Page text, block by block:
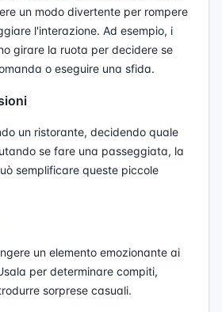
un modo divertente per rompere
l'interazione. Ad esempio, i
girare la ruota per decidere se
o eseguire una sfida.
un ristorante, decidendo quale
se fare una passeggiata, la
semplificare queste piccole
un elemento emozionante ai
per determinare compiti,
sorprese casuali.